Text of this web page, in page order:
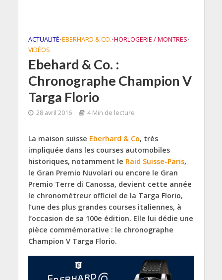
ACTUALITÉ•EBERHARD & CO.•HORLOGERIE / MONTRES•
VIDÉOS
Ebehard & Co. :
Chronographe Champion V
Targa Florio
28 avril 2016 4 Min de lecture
La maison suisse Eberhard & Co, très
impliquée dans les courses automobiles
historiques, notamment le Raid Suisse-Paris,
le Gran Premio Nuvolari ou encore le Gran
Premio Terre di Canossa, devient cette année
le chronométreur officiel de la Targa Florio,
l’une des plus grandes courses italiennes, à
l’occasion de sa 100e édition. Elle lui dédie une
pièce commémorative : le chronographe
Champion V Targa Florio.